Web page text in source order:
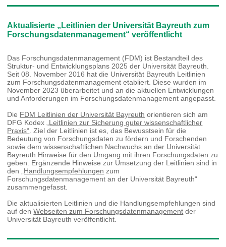
Aktualisierte „Leitlinien der Universität Bayreuth zum
Forschungsdatenmanagement“ veröffentlicht
Das Forschungsdatenmanagement (FDM) ist Bestandteil des
Struktur- und Entwicklungsplans 2025 der Universität Bayreuth.
Seit 08. November 2016 hat die Universität Bayreuth Leitlinien
zum Forschungsdatenmanagement etabliert. Diese wurden im
November 2023 überarbeitet und an die aktuellen Entwicklungen
und Anforderungen im Forschungsdatenmanagement angepasst.
Die FDM Leitlinien der Universität Bayreuth orientieren sich am
DFG Kodex
„Leitlinien zur Sicherung guter wissenschaftlicher
Praxis“ . Ziel der Leitlinien ist es, das Bewusstsein für die
Bedeutung von Forschungsdaten zu fördern und Forschenden
sowie dem wissenschaftlichen Nachwuchs an der Universität
Bayreuth Hinweise für den Umgang mit ihren Forschungsdaten zu
geben. Ergänzende Hinweise zur Umsetzung der Leitlinien sind in
den „ Handlungsempfehlungen zum
Forschungsdatenmanagement an der Universität Bayreuth“
zusammengefasst.
Die aktualisierten Leitlinien und die Handlungsempfehlungen sind
auf denWebseiten zum Forschungsdatenmanagement der
Universität Bayreuth veröffentlicht.